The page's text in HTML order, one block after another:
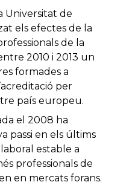
Universitat de
els efectes de la
de la
2010 i 2013 un
formades a
per
país europeu.
el 2008 ha
passi en els últims
estable a
professionals de
en mercats forans.